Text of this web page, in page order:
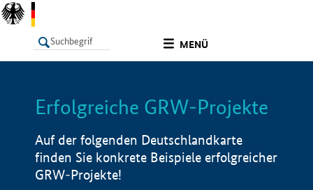
MENÜ
LISTE Info
Erfolgreiche GRW-Projekte
Auf der folgenden Deutschlandkarte
finden Sie konkrete Beispiele erfolgreicher
GRW-Projekte!